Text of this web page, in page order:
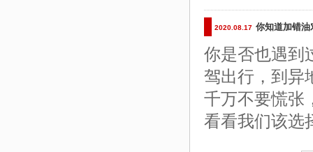
2020.08.17 你知道加错油
你是否也遇到
驾出行，到异
千万不要慌张
看看我们该选